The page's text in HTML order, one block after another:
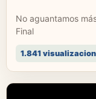
No aguantamos
Final
1.841